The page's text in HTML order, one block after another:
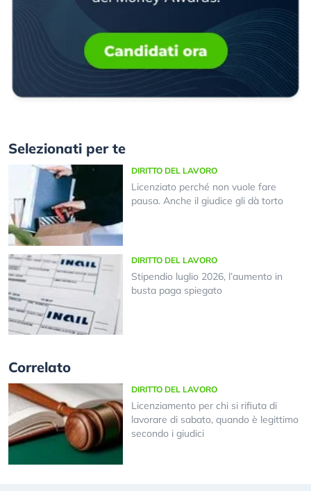
Selezionati per te
DIRITTO DEL LAVORO
Licenziato perché non vuole fare
pausa. Anche il giudice gli dà torto
DIRITTO DEL LAVORO
Stipendio luglio 2026, l’aumento in
busta paga spiegato
Correlato
DIRITTO DEL LAVORO
Licenziamento per chi si rifiuta di
lavorare di sabato, quando è legittimo
secondo i giudici